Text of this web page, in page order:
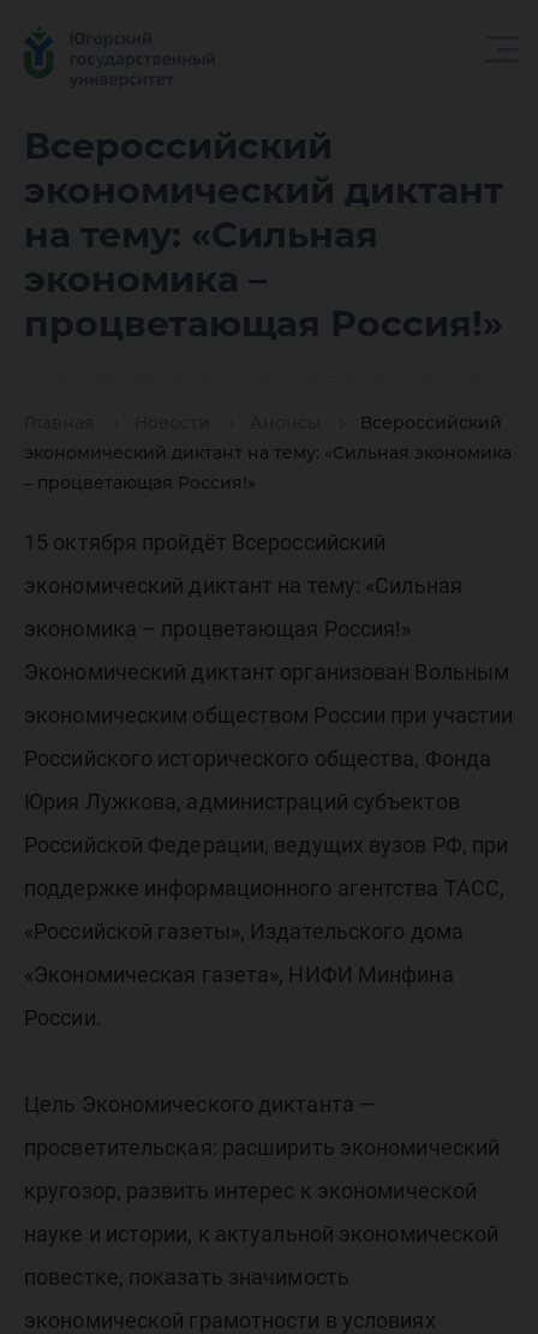
Всероссийский
экономический диктант
на тему: «Сильная
экономика –
процветающая Россия!»
Всероссийский
экономический диктант на тему: «Сильная экономика
– процветающая Россия!»
тему:
Россия!»
15 октября пройдёт Всероссийский
экономический диктант на тему: «Сильная
экономика – процветающая Россия!»
Экономический диктант организован Вольным
экономическим обществом России при участии
Российского исторического общества, Фонда
Юрия Лужкова, администраций субъектов
Российской Федерации, ведущих вузов РФ, при
поддержке информационного агентства ТАСС,
«Российской газеты», Издательского дома
«Экономическая газета», НИФИ Минфина
России.
Цель Экономического диктанта —
просветительская: расширить экономический
кругозор, развить интерес к экономической
науке и истории, к актуальной экономической
повестке, показать значимость
экономической грамотности в условиях